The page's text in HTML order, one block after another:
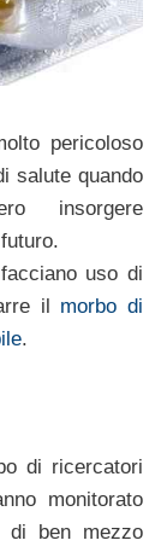
pericoloso
salute quando
insorgere
uso di
il morbo di
.
di ricercatori
monitorato
di ben mezzo